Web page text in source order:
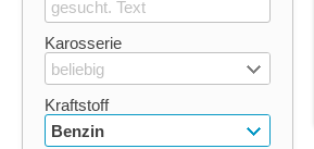
Karosserie
beliebig
Kraftstoff
Benzin